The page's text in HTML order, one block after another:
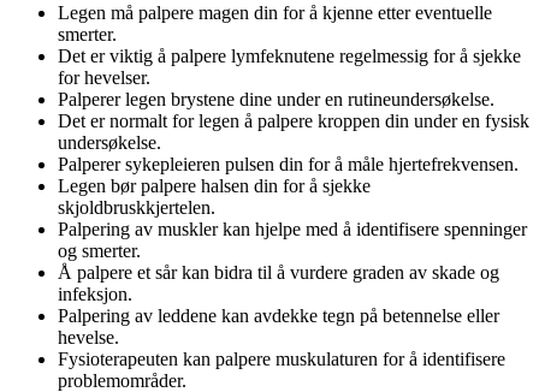
Legen må palpere magen din for å kjenne etter eventuelle
smerter.
Det er viktig å palpere lymfeknutene regelmessig for å sjekke
for hevelser.
Palperer legen brystene dine under en rutineundersøkelse.
Det er normalt for legen å palpere kroppen din under en fysisk
undersøkelse.
Palperer sykepleieren pulsen din for å måle hjertefrekvensen.
Legen bør palpere halsen din for å sjekke
skjoldbruskkjertelen.
Palpering av muskler kan hjelpe med å identifisere spenninger
og smerter.
Å palpere et sår kan bidra til å vurdere graden av skade og
infeksjon.
Palpering av leddene kan avdekke tegn på betennelse eller
hevelse.
Fysioterapeuten kan palpere muskulaturen for å identifisere
problemområder.